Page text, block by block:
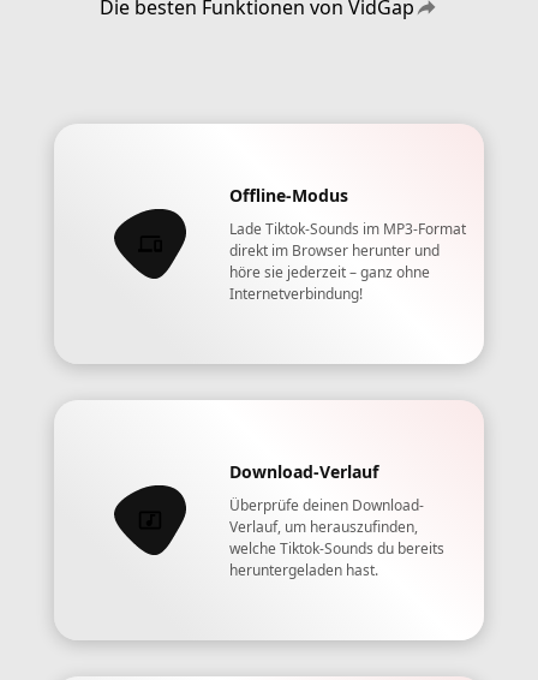
Die besten Funktionen von VidGap
Offline-Modus
Lade Tiktok-Sounds im MP3-Format
direkt im Browser herunter und
höre sie jederzeit – ganz ohne
Internetverbindung!
Download-Verlauf
Überprüfe deinen Download-
Verlauf, um herauszufinden,
welche Tiktok-Sounds du bereits
heruntergeladen hast.